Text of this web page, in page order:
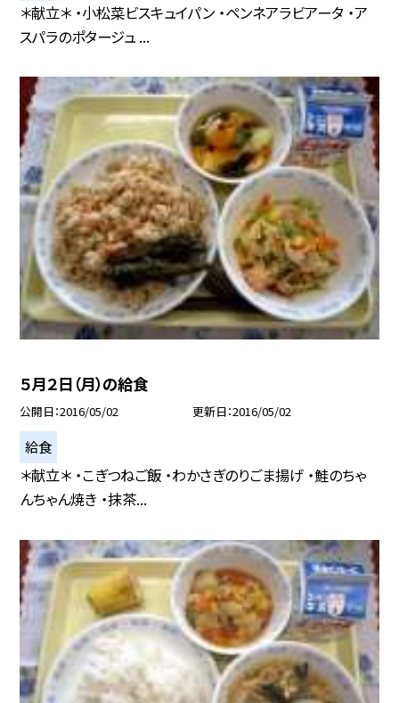
＊献立＊ ・小松菜ビスキュイパン ・ペンネアラビアータ ・ア
スパラのポタージュ ...
５月２日（月）の給食
公開日 2016/05/02 更新日 2016/05/02
給食
＊献立＊ ・こぎつねご飯 ・わかさぎのりごま揚げ ・鮭のちゃ
んちゃん焼き ・抹茶...